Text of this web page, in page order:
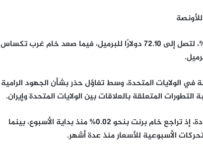
ارتفعت العقود الآجلة لخام برنت بمقدار 17 سنتًا، أو 0.24%، لتصل إلى 72.10 دولارًا للبرميل، فيما صعد خام غرب تكساس
الولايات المتحدة، وسط تفاؤل حذر بشأن الجهود الرامية
المتعلقة بالعلاقات بين الولايات المتحدة وإيران.
ورغم هذا الارتفاع، لا تزال تحركات النفط الأسبوعية محدودة، إذ تراجع خام برنت بنحو 0.02% منذ بداية الأسبوع، بينما